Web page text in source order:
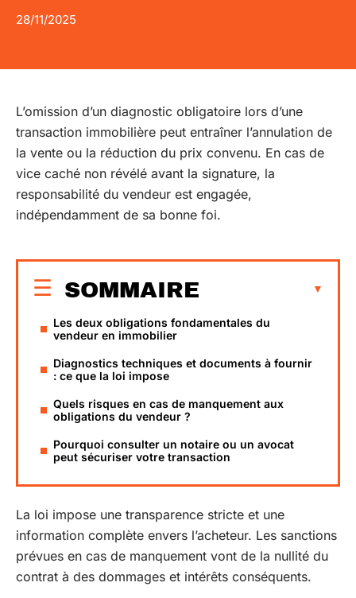
28/11/2025
L’omission d’un diagnostic obligatoire lors d’une
transaction immobilière peut entraîner l’annulation de
la vente ou la réduction du prix convenu. En cas de
vice caché non révélé avant la signature, la
responsabilité du vendeur est engagée,
indépendamment de sa bonne foi.
SOMMAIRE
Les deux obligations fondamentales du
vendeur en immobilier
Diagnostics techniques et documents à fournir
: ce que la loi impose
Quels risques en cas de manquement aux
obligations du vendeur ?
Pourquoi consulter un notaire ou un avocat
peut sécuriser votre transaction
La loi impose une transparence stricte et une
information complète envers l’acheteur. Les sanctions
prévues en cas de manquement vont de la nullité du
contrat à des dommages et intérêts conséquents.